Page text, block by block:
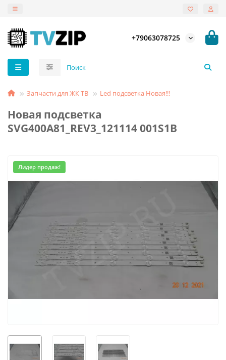
+79063078725
Запчасти для ЖК ТВ Led подсветка Новая!!!
Новая подсветка
SVG400A81_REV3_121114 001S1B
Лидер продаж!